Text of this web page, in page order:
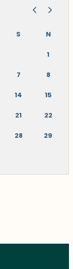
S N
1
7 8
14 15
21 22
28 29